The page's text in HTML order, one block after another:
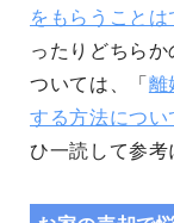
をもらうことは
ったりどちら
ついては、「 離
する方法につい
ひ一読して参考